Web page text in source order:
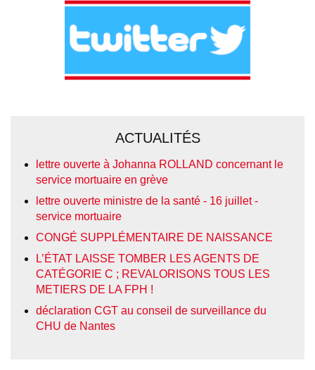
ACTUALITÉS
lettre ouverte à Johanna ROLLAND concernant le
service mortuaire en grève
lettre ouverte ministre de la santé - 16 juillet -
service mortuaire
CONGÉ SUPPLÉMENTAIRE DE NAISSANCE
L’ÉTAT LAISSE TOMBER LES AGENTS DE
CATÉGORIE C ; REVALORISONS TOUS LES
METIERS DE LA FPH !
déclaration CGT au conseil de surveillance du
CHU de Nantes